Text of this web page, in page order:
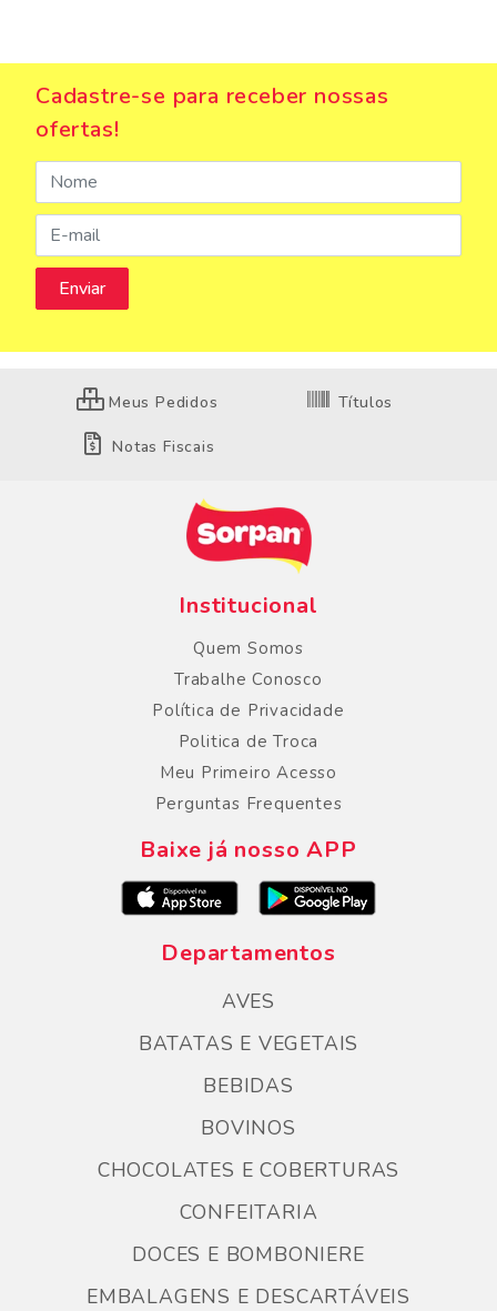
Cadastre-se para receber nossas
ofertas!
Meus Pedidos Títulos
Notas Fiscais
Institucional
Quem Somos
Trabalhe Conosco
Política de Privacidade
Politica de Troca
Meu Primeiro Acesso
Perguntas Frequentes
Baixe já nosso APP
Departamentos
AVES
BATATAS E VEGETAIS
BEBIDAS
BOVINOS
CHOCOLATES E COBERTURAS
CONFEITARIA
DOCES E BOMBONIERE
EMBALAGENS E DESCARTÁVEIS